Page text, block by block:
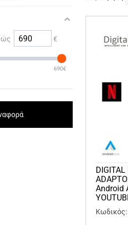
€
690€
DIGITAL
Android
Κωδικός: